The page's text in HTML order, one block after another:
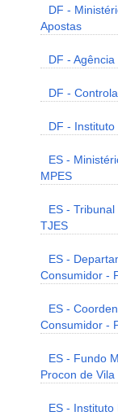
DF -
Apostas
DF -
DF -
DF -
ES -
MPES
ES -
TJES
ES -
Consumidor -
ES -
Consumidor -
ES - Fundo
Procon de Vila
ES -